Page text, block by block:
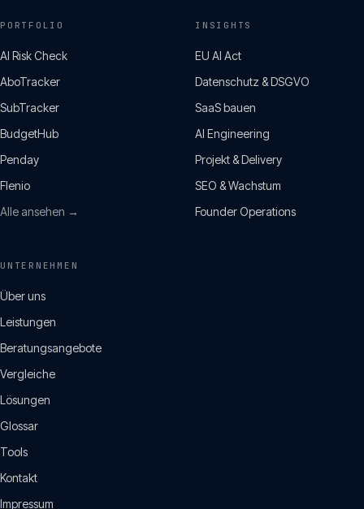
PORTFOLIO
AI Risk Check
AboTracker
SubTracker
BudgetHub
Penday
Flenio
Alle ansehen →
INSIGHTS
EU AI Act
Datenschutz & DSGVO
SaaS bauen
AI Engineering
Projekt & Delivery
SEO & Wachstum
Founder Operations
UNTERNEHMEN
Über uns
Leistungen
Beratungsangebote
Vergleiche
Lösungen
Glossar
Tools
Kontakt
Impressum